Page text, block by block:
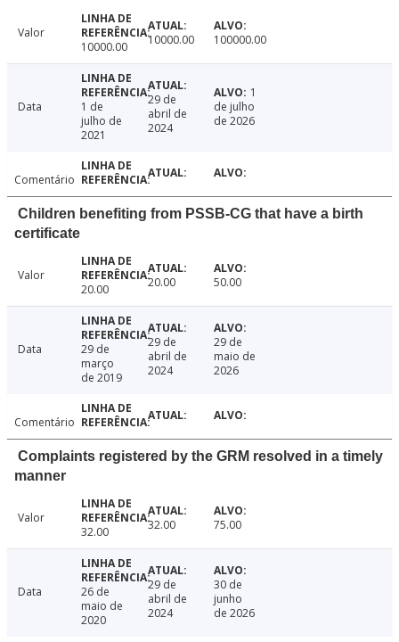
Valor
10000.00
10000.00 100000.00
Data
1 de
julho de
2021
29 de
abril de
2024
1
de julho
de 2026
Comentário
Children benefiting from PSSB-CG that have a birth
certificate
Valor
20.00
20.00 50.00
Data
29 de
março
de 2019
29 de
abril de
2024
29 de
maio de
2026
Comentário
Complaints registered by the GRM resolved in a timely
manner
Valor
32.00
32.00 75.00
Data
26 de
maio de
2020
29 de
abril de
2024
30 de
junho
de 2026